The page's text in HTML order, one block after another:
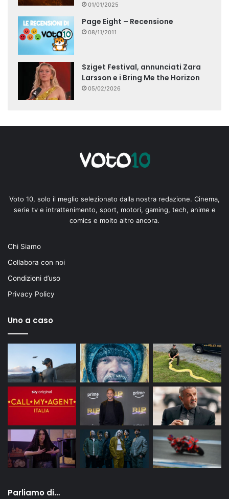
01/01/2025
Page Eight – Recensione
08/11/2011
Sziget Festival, annunciati Zara
Larsson e i Bring Me the Horizon
05/02/2026
Voto 10, solo il meglio selezionato dalla nostra redazione. Cinema,
serie tv e intrattenimento, sport, motori, gaming, tech, anime e
comics e molto altro ancora.
Chi Siamo
Collabora con noi
Condizioni d’uso
Privacy Policy
Uno a caso
Parliamo di…